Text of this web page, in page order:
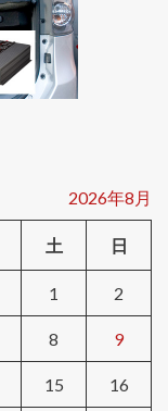
2026年8月
土 日
1 2
8 9
15 16